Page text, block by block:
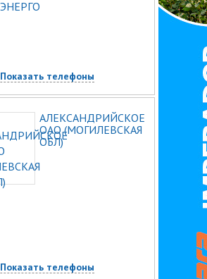
Показать телефоны
АЛЕКСАНДРИЙСКОЕ
ОАО (МОГИЛЕВСКАЯ
ОБЛ)
Показать телефоны